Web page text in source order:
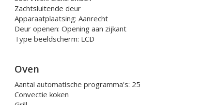
Zachtsluitende deur
Apparaatplaatsing: Aanrecht
Deur openen: Opening aan zijkant
Type beeldscherm: LCD
Oven
Aantal automatische programma's: 25
Convectie koken